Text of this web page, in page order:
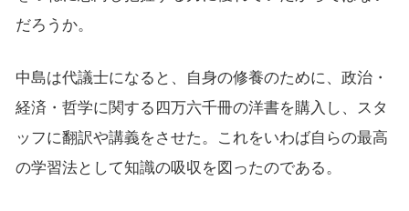
だろうか。
中島は代議士になると、自身の修養のために、政治・
経済・哲学に関する四万六千冊の洋書を購入し、スタ
ッフに翻訳や講義をさせた。これをいわば自らの最高
の学習法として知識の吸収を図ったのである。